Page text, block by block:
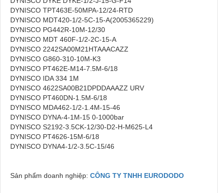
DYNISCO TPT463E-50MPA-12/24-RTD
DYNISCO MDT420-1/2-5C-15-A(2005365229)
DYNISCO PG442R-10M-12/30
DYNISCO MDT 460F-1/2-2C-15-A
DYNISCO 2242SA00M21HTAAACAZZ
DYNISCO G860-310-10M-K3
DYNISCO PT462E-M14-7.5M-6/18
DYNISCO IDA 334 1M
DYNISCO 4622SA00B21DPDDAAAZZ URV
DYNISCO PT460DN-1.5M-6/18
DYNISCO MDA462-1/2-1.4M-15-46
DYNISCO DYNA-4-1M-15 0-1000bar
DYNISCO S2192-3.5CK-12/30-D2-H-M625-L4
DYNISCO PT4626-15M-6/18
DYNISCO DYNA4-1/2-3.5C-15/46
Sản phẩm doanh nghiệp: CÔNG TY TNHH EURODODO